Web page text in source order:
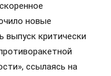
новые
выпуск критически
ссылаясь на